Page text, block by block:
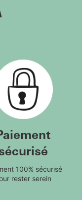
100% sécurisé
rester serein